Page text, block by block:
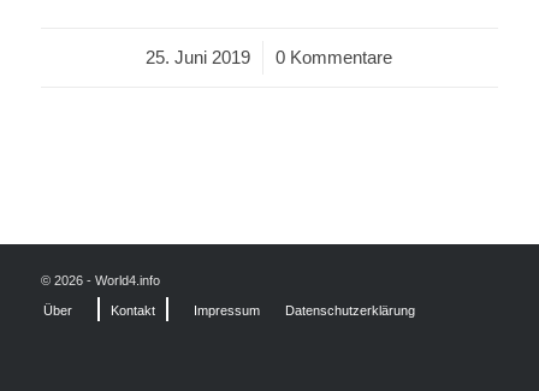
25. Juni 2019
/ 0 Kommentare
© 2026 - World4.info
Über Kontakt Impressum Datenschutzerklärung